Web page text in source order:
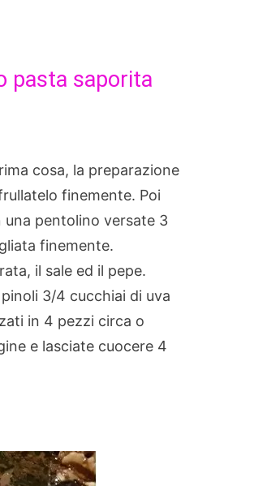
pasta saporita
cosa, la preparazione
finemente. Poi
una pentolino versate 3
finemente.
il sale ed il pepe.
3/4 cucchiai di uva
in 4 pezzi circa o
e lasciate cuocere 4